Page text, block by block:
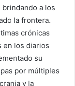
brindando a los
la frontera.
crónicas
en los diarios
su
por múltiples
y la